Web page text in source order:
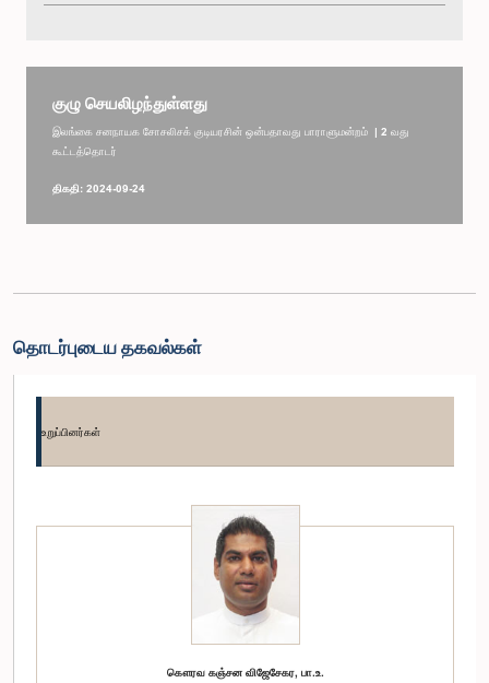
குழு செயலிழந்துள்ளது
இலங்கை சனநாயக சோசலிசக் குடியரசின் ஒன்பதாவது பாராளுமன்றம் | 2 வது
கூட்டத்தொடர்
திகதி: 2024-09-24
தொடர்புடைய தகவல்கள்
உறுப்பினர்கள்
கௌரவ கஞ்சன விஜேசேகர, பா.உ.